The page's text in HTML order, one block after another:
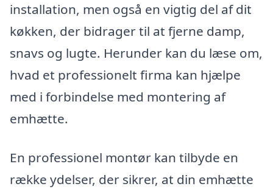
installation, men også en vigtig del af dit
køkken, der bidrager til at fjerne damp,
snavs og lugte. Herunder kan du læse om,
hvad et professionelt firma kan hjælpe
med i forbindelse med montering af
emhætte.
En professionel montør kan tilbyde en
række ydelser, der sikrer, at din emhætte